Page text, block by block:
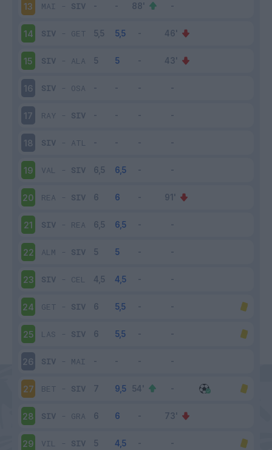
13 MAI - SIV
14 SIV - GET
15 SIV - ALA
16 SIV - OSA
17 RAY - SIV
18 SIV - ATL
19 VAL - SIV
20 REA - SIV
21 SIV - REA
22 ALM - SIV
23 SIV - CEL
24 GET - SIV
25 LAS - SIV
26 SIV - MAI
27 BET - SIV
28 SIV - GRA
29 VIL - SIV